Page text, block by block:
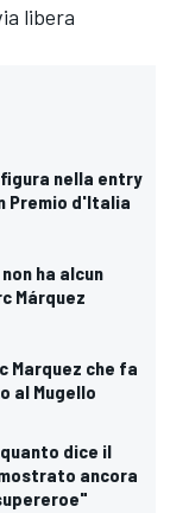
libera
figura nella entry
Premio d'Italia
ha alcun
Márquez
Marquez che fa
al Mugello
dice il
ancora